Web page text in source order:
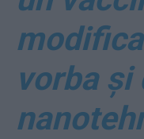
vorba și